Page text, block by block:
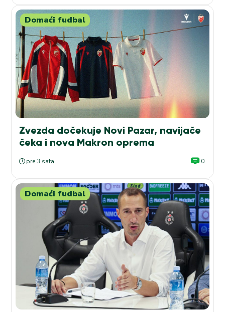
Domaći fudbal
Zvezda dočekuje Novi Pazar, navijače
čeka i nova Makron oprema
pre 3 sata 0
Domaći fudbal